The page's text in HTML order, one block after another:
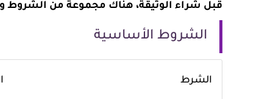
قبل شراء الوثيقة، هناك مجموعة من الشروط
الشروط الأساسية
الشرط